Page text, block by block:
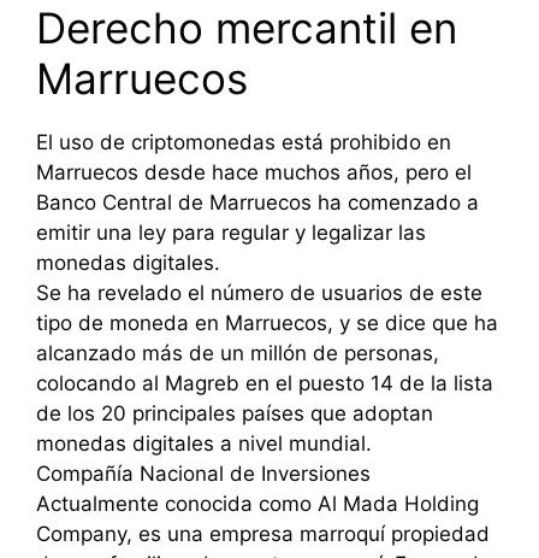
Derecho mercantil en
Marruecos
El uso de criptomonedas está prohibido en
Marruecos desde hace muchos años, pero el
Banco Central de Marruecos ha comenzado a
emitir una ley para regular y legalizar las
monedas digitales.
Se ha revelado el número de usuarios de este
tipo de moneda en Marruecos, y se dice que ha
alcanzado más de un millón de personas,
colocando al Magreb en el puesto 14 de la lista
de los 20 principales países que adoptan
monedas digitales a nivel mundial.
Compañía Nacional de Inversiones
Actualmente conocida como Al Mada Holding
Company, es una empresa marroquí propiedad